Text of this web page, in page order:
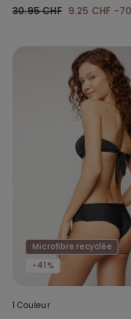
30.95 CHF 9.25 CHF -
Microfibre recyclée
-41%
1 Couleur